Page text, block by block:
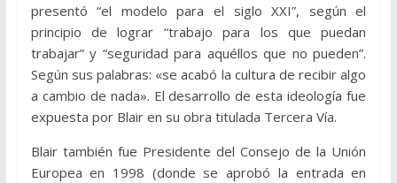
presentó “el modelo para el siglo XXI”, según el
principio de lograr “trabajo para los que puedan
trabajar” y “seguridad para aquéllos que no pueden”.
Según sus palabras: «se acabó la cultura de recibir algo
a cambio de nada». El desarrollo de esta ideología fue
expuesta por Blair en su obra titulada Tercera Vía.
Blair también fue Presidente del Consejo de la Unión
Europea en 1998 (donde se aprobó la entrada en